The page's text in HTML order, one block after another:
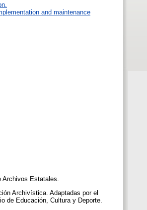
and maintenance
Archivos Estatales.
Archivística. Adaptadas por el
de Educación, Cultura y Deporte.